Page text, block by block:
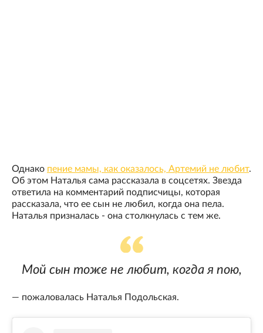
Однако пение мамы, как оказалось, Артемий не любит.
Об этом Наталья сама рассказала в соцсетях. Звезда
ответила на комментарий подписчицы, которая
рассказала, что ее сын не любил, когда она пела.
Наталья призналась - она столкнулась с тем же.
Мой сын тоже не любит, когда я пою,
— пожаловалась Наталья Подольская.